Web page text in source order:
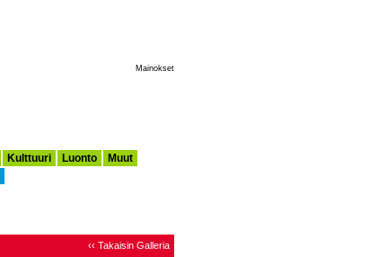
Mainokset
Kulttuuri Luonto
Muut
‹‹ Takaisin Galleria